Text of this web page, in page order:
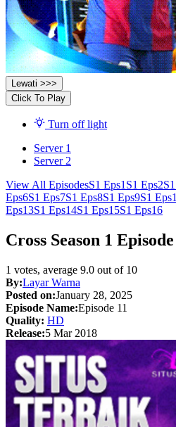
Lewati >>>
Click To Play
Turn off light
Server 1
Server 2
View All EpisodesS1 Eps1 S1 Eps2
Eps6S1 Eps7S1 Eps8S1 Eps9S1
Eps13S1 Eps14S1 Eps15S1 Eps16
Cross Season 1 Episode
1 votes, average 9.0 out of 10
By:Layar Warna
Posted on:January 28, 2025
Episode Name:Episode 11
Quality: HD
Release:5 Mar 2018